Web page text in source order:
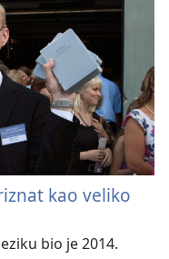
kao veliko
bio je 2014.